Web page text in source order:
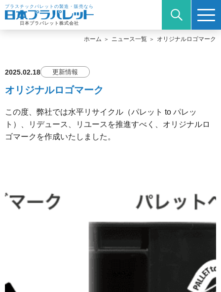
プラスチックパレットの製造・販売なら
日本プラパレット株式会社
ホーム ニュース一覧 オリジナルロゴマーク
2025.02.18 更新情報
オリジナルロゴマーク
この度、弊社では水平リサイクル（パレット to パレッ
ト）、リデュース、リユースを推進すべく、オリジナルロ
ゴマークを作成いたしました。